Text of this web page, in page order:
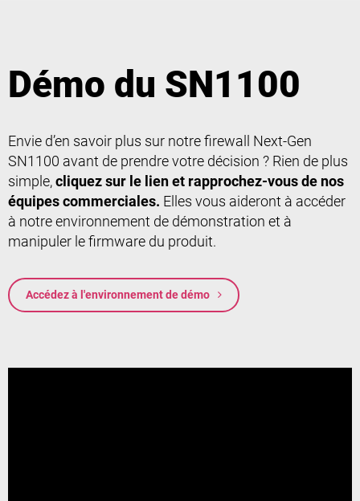
Démo du SN1100
Envie d’en savoir plus sur notre firewall Next-Gen
SN1100 avant de prendre votre décision ? Rien de plus
simple, cliquez sur le lien et rapprochez-vous de nos
équipes commerciales. Elles vous aideront à accéder
à notre environnement de démonstration et à
manipuler le firmware du produit.
Accédez à l'environnement de démo